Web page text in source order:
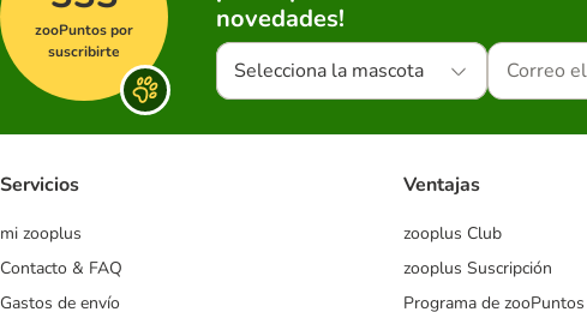
zooPuntos por
suscribirte
novedades!
Selecciona la mascota
Servicios
mi zooplus
Contacto & FAQ
Gastos de envío
Ventajas
zooplus Club
zooplus Suscripción
Programa de zooPuntos